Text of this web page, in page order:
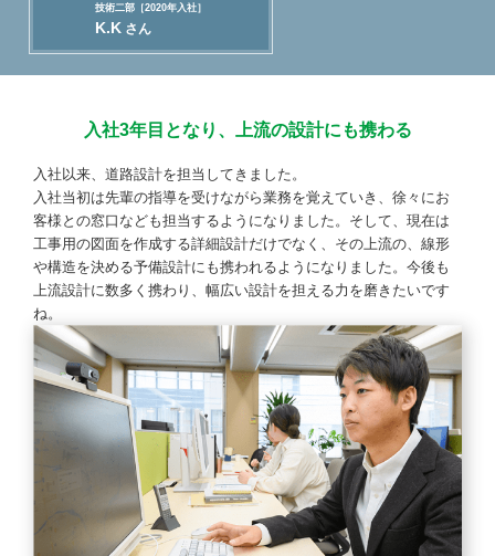
技術二部［2020年入社］
K.K さん
入社3年目となり、上流の設計にも携わる
入社以来、道路設計を担当してきました。
入社当初は先輩の指導を受けながら業務を覚えていき、徐々にお
客様との窓口なども担当するようになりました。そして、現在は
工事用の図面を作成する詳細設計だけでなく、その上流の、線形
や構造を決める予備設計にも携われるようになりました。今後も
上流設計に数多く携わり、幅広い設計を担える力を磨きたいです
ね。